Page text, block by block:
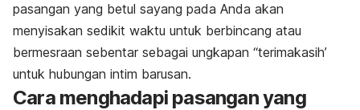
pasangan yang betul sayang pada Anda akan
menyisakan sedikit waktu untuk berbincang atau
bermesraan sebentar sebagai ungkapan “terimakasih’
untuk hubungan intim barusan.
Cara menghadapi pasangan yang